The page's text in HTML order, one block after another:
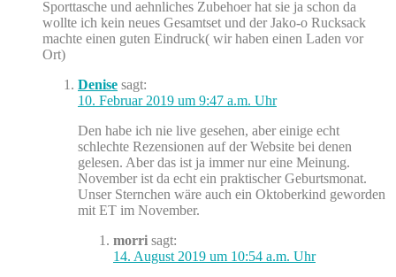
Sporttasche und aehnliches Zubehoer hat sie ja schon da
wollte ich kein neues Gesamtset und der Jako-o Rucksack
machte einen guten Eindruck( wir haben einen Laden vor
Ort)
Denise sagt:
10. Februar 2019 um 9:47 a.m. Uhr
Den habe ich nie live gesehen, aber einige echt
schlechte Rezensionen auf der Website bei denen
gelesen. Aber das ist ja immer nur eine Meinung.
November ist da echt ein praktischer Geburtsmonat.
Unser Sternchen wäre auch ein Oktoberkind geworden
mit ET im November.
morri sagt:
14. August 2019 um 10:54 a.m. Uhr